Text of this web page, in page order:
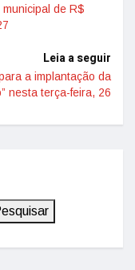
de R$
Leia a seguir
a implantação da
nesta terça-feira, 26